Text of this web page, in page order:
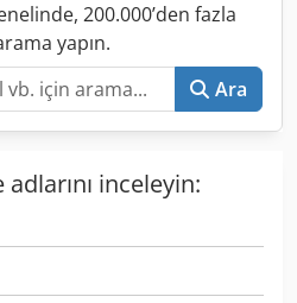
200.000’den fazla
yapın.
Ara
inceleyin: